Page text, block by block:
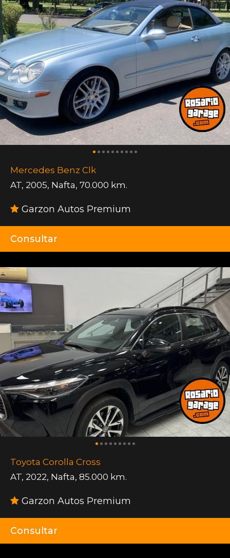
Mercedes Benz Clk
AT, 2005, Nafta, 70.000 km.
Garzon Autos Premium
Consultar
Toyota Corolla Cross
AT, 2022, Nafta, 85.000 km.
Garzon Autos Premium
Consultar